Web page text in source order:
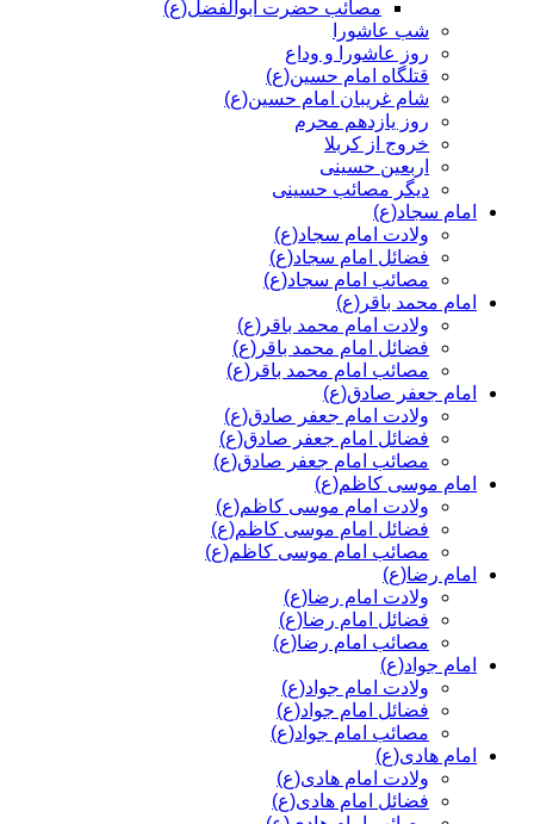
مصائب حضرت ابوالفضل(ع)
شب عاشورا
روز عاشورا و وداع
قتلگاه امام حسین(ع)
شام غریبان امام حسین(ع)
روز یازدهم محرم
خروج از کربلا
اربعین حسینی
دیگر مصائب حسینی
امام سجاد(ع)
ولادت امام سجاد(ع)
فضائل امام سجاد(ع)
مصائب امام سجاد(ع)
امام محمد باقر(ع)
ولادت امام محمد باقر(ع)
فضائل امام محمد باقر(ع)
مصائب امام محمد باقر(ع)
امام جعفر صادق(ع)
ولادت امام جعفر صادق(ع)
فضائل امام جعفر صادق(ع)
مصائب امام جعفر صادق(ع)
امام موسی کاظم(ع)
ولادت امام موسی کاظم(ع)
فضائل امام موسی کاظم(ع)
مصائب امام موسی کاظم(ع)
امام رضا(ع)
ولادت امام رضا(ع)
فضائل امام رضا(ع)
مصائب امام رضا(ع)
امام جواد(ع)
ولادت امام جواد(ع)
فضائل امام جواد(ع)
مصائب امام جواد(ع)
امام هادی(ع)
ولادت امام هادی(ع)
فضائل امام هادی(ع)